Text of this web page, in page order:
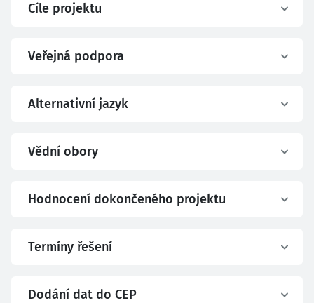
Cíle projektu
Veřejná podpora
Alternativní jazyk
Vědní obory
Hodnocení dokončeného projektu
Termíny řešení
Dodání dat do CEP